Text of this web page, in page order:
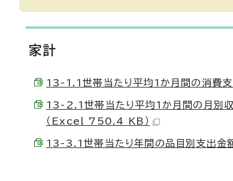
家計
13-1.1世帯当たり平均1か月間の消費
13-2.1世帯当たり平均1か月間の月別
（Excel 750.4 KB）
13-3.1世帯当たり年間の品目別支出